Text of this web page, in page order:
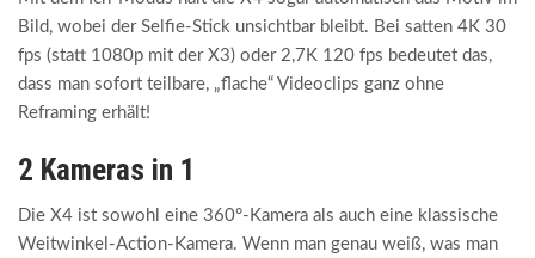
Bild, wobei der Selfie-Stick unsichtbar bleibt. Bei satten 4K 30
fps (statt 1080p mit der X3) oder 2,7K 120 fps bedeutet das,
dass man sofort teilbare, „flache“ Videoclips ganz ohne
Reframing erhält!
2 Kameras in 1
Die X4 ist sowohl eine 360°-Kamera als auch eine klassische
Weitwinkel-Action-Kamera. Wenn man genau weiß, was man